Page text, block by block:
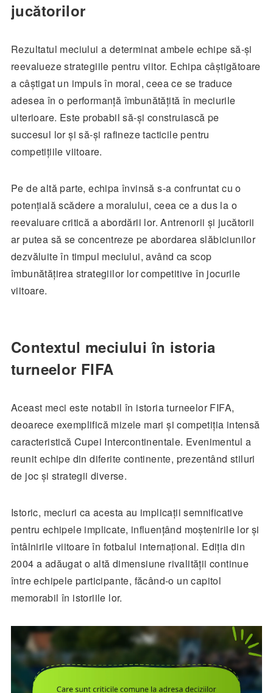
jucătorilor
Rezultatul meciului a determinat ambele echipe să-și
reevalueze strategiile pentru viitor. Echipa câștigătoare
a câștigat un impuls în moral, ceea ce se traduce
adesea în o performanță îmbunătățită în meciurile
ulterioare. Este probabil să-și construiască pe
succesul lor și să-și rafineze tacticile pentru
competițiile viitoare.
Pe de altă parte, echipa învinsă s-a confruntat cu o
potențială scădere a moralului, ceea ce a dus la o
reevaluare critică a abordării lor. Antrenorii și jucătorii
ar putea să se concentreze pe abordarea slăbiciunilor
dezvăluite în timpul meciului, având ca scop
îmbunătățirea strategiilor lor competitive în jocurile
viitoare.
Contextul meciului în istoria
turneelor FIFA
Aceast meci este notabil în istoria turneelor FIFA,
deoarece exemplifică mizele mari și competiția intensă
caracteristică Cupei Intercontinentale. Evenimentul a
reunit echipe din diferite continente, prezentând stiluri
de joc și strategii diverse.
Istoric, meciuri ca acesta au implicații semnificative
pentru echipele implicate, influențând moștenirile lor și
întâlnirile viitoare în fotbalul internațional. Ediția din
2004 a adăugat o altă dimensiune rivalității continue
între echipele participante, făcând-o un capitol
memorabil în istoriile lor.